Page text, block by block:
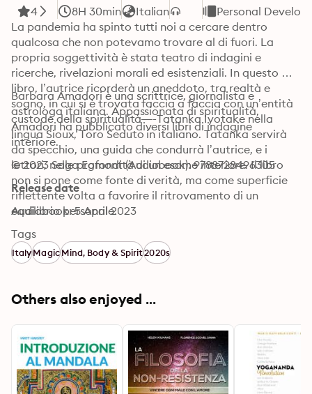
4 8H 30min Italian
Personal
La pandemia ha spinto tutti noi a cercare dentro
qualcosa che non potevamo trovare al di fuori. La
propria soggettività è stata teatro di indagini e
ricerche, rivelazioni morali ed esistenziali. In questo
libro, l’autrice ricorderà un aneddoto, tra realtà e
sogno, in cui si è trovata faccia a faccia con un’entità
custode della spiritualità—-Tatanka Iyotake nella
lingua Sioux, Toro Seduto in italiano. Tatanka servirà
da specchio, una guida che condurrà l’autrice, e i
lettori, nelle profondità di un esame interiore. Il libro
non si pone come fonte di verità, ma come superficie
riflettente volta a favorire il ritrovamento di un
equilibrio personale.
Barbara Amadori è una scrittrice, giornalista e
astrologa italiana. Appassionata di spiritualità,
Amadori ha pubblicato diversi libri di indagine
interiore.
© 2023 Saga Egmont (Audiobook): 9788728496305
Release date
Audiobook: 5 April 2023
Tags
ItalyMagicMind, Body & Spirit2020s
Others also enjoyed ...